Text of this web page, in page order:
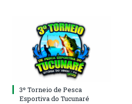
3º Torneio de Pesca
Esportiva do Tucunaré